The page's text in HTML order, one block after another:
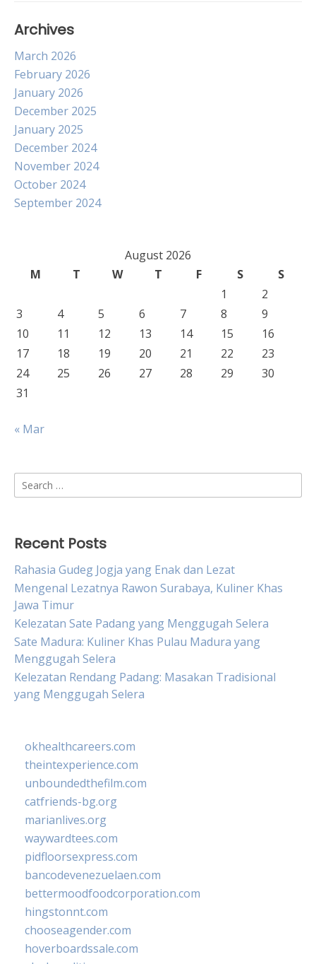
Archives
March 2026
February 2026
January 2026
December 2025
January 2025
December 2024
November 2024
October 2024
September 2024
August 2026
M
T W T F S
S
1
2
3
4 5 6 7 8
9
10
11 12 13 14 15
16
17
18 19 20 21 22
23
24
25 26 27 28 29
30
31
« Mar
Search
for:
Recent Posts
Rahasia Gudeg Jogja yang Enak dan Lezat
Mengenal Lezatnya Rawon Surabaya, Kuliner Khas
Jawa Timur
Kelezatan Sate Padang yang Menggugah Selera
Sate Madura: Kuliner Khas Pulau Madura yang
Menggugah Selera
Kelezatan Rendang Padang: Masakan Tradisional
yang Menggugah Selera
okhealthcareers.com
theintexperience.com
unboundedthefilm.com
catfriends-bg.org
marianlives.org
waywardtees.com
pidfloorsexpress.com
bancodevenezuelaen.com
bettermoodfoodcorporation.com
hingstonnt.com
chooseagender.com
hoverboardssale.com